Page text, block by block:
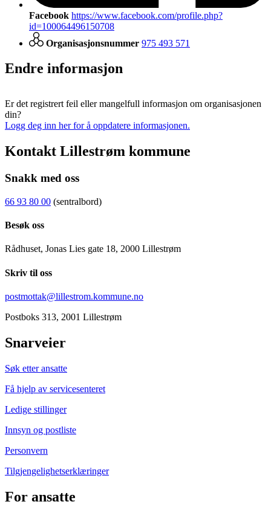
Facebook https://www.facebook.com/profile.php?
id=100064496150708
Organisasjonsnummer 975 493 571
Endre informasjon
Er det registrert feil eller mangelfull informasjon om organisasjonen
din?
Logg deg inn her for å oppdatere informasjonen.
Kontakt Lillestrøm kommune
Snakk med oss
66 93 80 00 (sentralbord)
Besøk oss
Rådhuset, Jonas Lies gate 18, 2000 Lillestrøm
Skriv til oss
postmottak@lillestrom.kommune.no
Postboks 313, 2001 Lillestrøm
Snarveier
Søk etter ansatte
Få hjelp av servicesenteret
Ledige stillinger
Innsyn og postliste
Personvern
Tilgjengelighetserklæringer
For ansatte